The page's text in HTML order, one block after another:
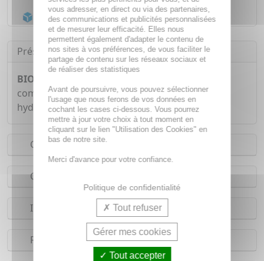
Acheminement Chronoposten 24h*
Présentation
BIOCYTE Tenseur forte 40 gélules
complément alimentaire qui contient de la L-
hydroxyproline qui est un acide aminé
Conseils d'utilisation
Composition
Indications
Réserves
vous adresser, en direct ou via des partenaires,
des communications et publicités personnalisées
et de mesurer leur efficacité. Elles nous
permettent également d'adapter le contenu de
nos sites à vos préférences, de vous faciliter le
partage de contenu sur les réseaux sociaux et
de réaliser des statistiques
Avant de poursuivre, vous pouvez sélectionner
l'usage que nous ferons de vos données en
cochant les cases ci-dessous. Vous pourrez
mettre à jour votre choix à tout moment en
cliquant sur le lien "Utilisation des Cookies" en
bas de notre site.
Merci d'avance pour votre confiance.
Politique de confidentialité
Tout refuser
Gérer mes cookies
Tout accepter